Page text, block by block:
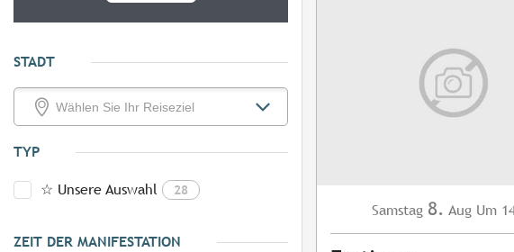
STADT
TYP
☆ Unsere Auswahl 28
ZEIT DER MANIFESTATION
Samstag 8. Aug Um